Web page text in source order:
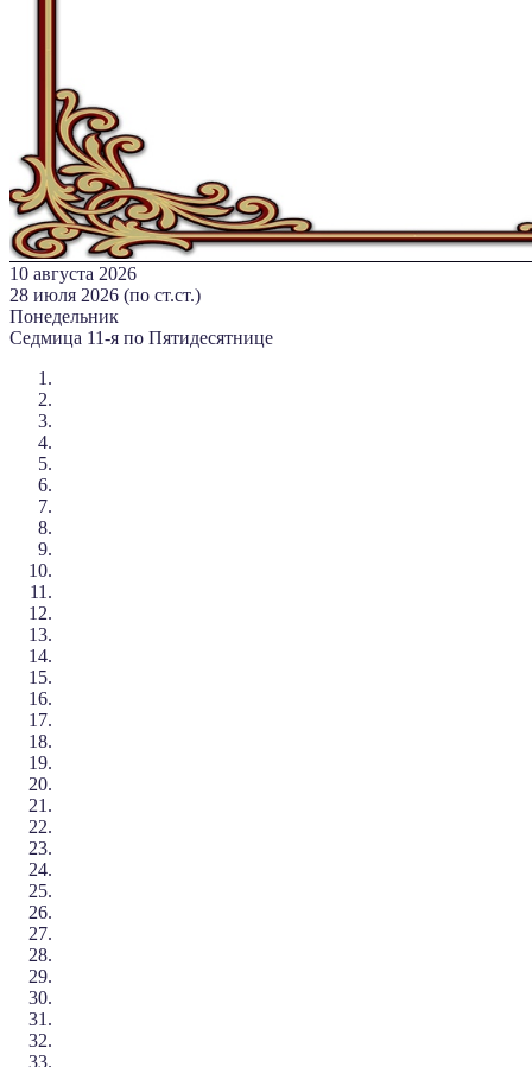
10 августа 2026
28 июля 2026 (по ст.ст.)
Понедельник
Седмица 11-я по Пятидесятнице